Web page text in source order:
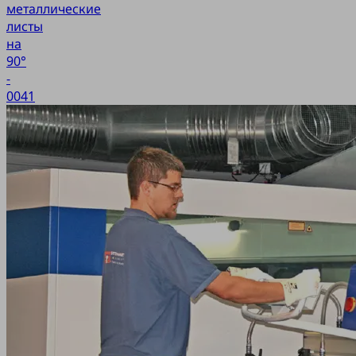
металлические
листы
на
90°
-
0041